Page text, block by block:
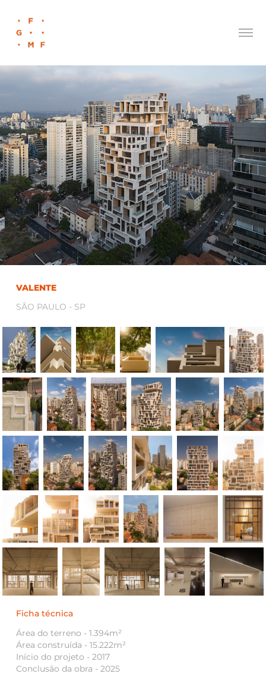
VALENTE
SÃO PAULO - SP
Ficha técnica
Área do terreno - 1.394m²
Área construída - 15.222m²
Início do projeto - 2017
Conclusão da obra - 2025